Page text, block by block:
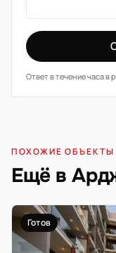
Ответ в течение часа в
ПОХОЖИЕ ОБЪЕКТЫ
Ещё в
Готов